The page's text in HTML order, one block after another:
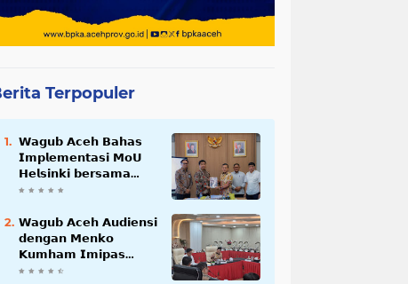
Terpopuler
𝗪𝗮𝗴𝘂𝗯 𝗔𝗰𝗲𝗵 𝗕𝗮𝗵𝗮𝘀
𝗜𝗺𝗽𝗹𝗲𝗺𝗲𝗻𝘁𝗮𝘀𝗶 𝗠𝗼𝗨
𝗛𝗲𝗹𝘀𝗶𝗻𝗸𝗶 𝗯𝗲𝗿𝘀𝗮𝗺𝗮
𝗦𝗲𝗸𝗿𝗲𝘁𝗮𝗿𝗶𝗮𝘁 𝗡𝗲𝗴𝗮𝗿𝗮
𝗪𝗮𝗴𝘂𝗯 𝗔𝗰𝗲𝗵 𝗔𝘂𝗱𝗶𝗲𝗻𝘀𝗶
𝗱𝗲𝗻𝗴𝗮𝗻 𝗠𝗲𝗻𝗸𝗼
𝗞𝘂𝗺𝗵𝗮𝗺 𝗜𝗺𝗶𝗽𝗮𝘀
𝗧𝗲𝗿𝗸𝗮𝗶𝘁 𝗦𝘁𝗮𝘁𝘂𝘀 𝗪𝗮𝗸𝗮𝗳